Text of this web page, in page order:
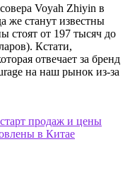
Voyah Zhiyin в
же станут известны
от 197 тысяч до
Кстати,
отвечает за бренд
на наш рынок из-за
продаж и цены
в Китае